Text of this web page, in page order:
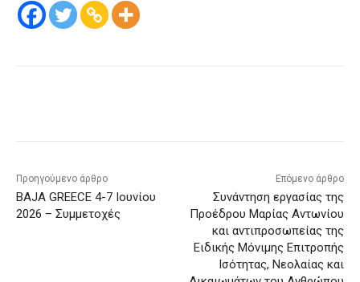
Προηγούμενο άρθρο
BAJA GREECE 4-7 Ιουνίου
2026 – Συμμετοχές
Επόμενο άρθρο
Συνάντηση εργασίας της
Προέδρου Μαρίας Αντωνίου
και αντιπροσωπείας της
Ειδικής Μόνιμης Επιτροπής
Ισότητας, Νεολαίας και